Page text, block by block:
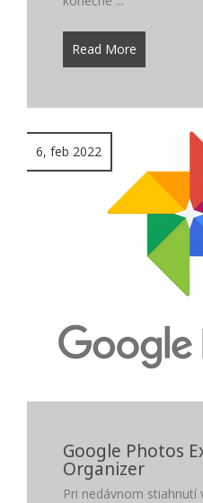
Read More
6, feb 2022
Google Photos
Organizer
Pri nedávnom stiahnutí